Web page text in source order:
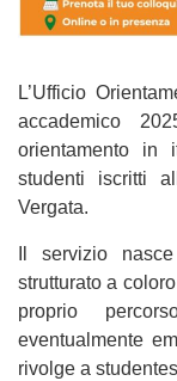
L’Ufficio
accademico
orientamento in
studenti iscritti
Vergata.
Il servizio
strutturato a
proprio
eventualmente
rivolge a